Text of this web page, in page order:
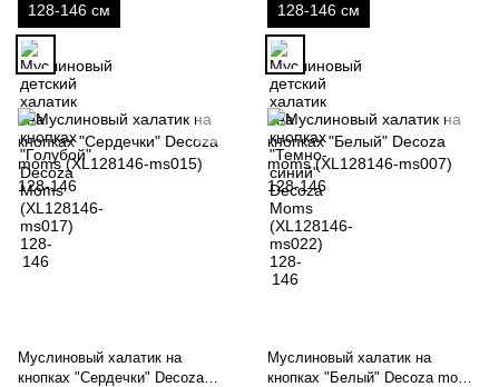
128-146 см 128-146 см
Муслиновый халатик на
кнопках "Сердечки" Decoza
Муслиновый халатик на
кнопках "Белый" Decoza moms